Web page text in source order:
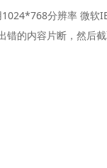
分辨率 微软
的内容片断，然后